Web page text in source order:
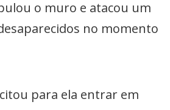
o muro e atacou um
no momento
para ela entrar em